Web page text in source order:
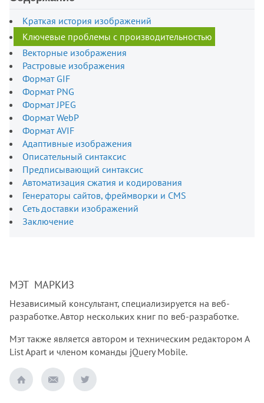
Краткая история изображений
Ключевые проблемы с производительностью
Векторные изображения
Растровые изображения
Формат GIF
Формат PNG
Формат JPEG
Формат WebP
Формат AVIF
Адаптивные изображения
Описательный синтаксис
Предписывающий синтаксис
Автоматизация сжатия и кодирования
Генераторы сайтов, фреймворки и CMS
Сеть доставки изображений
Заключение
МЭТ МАРКИЗ
Независимый консультант, специализируется на веб-
разработке. Автор нескольких книг по веб-разработке.
Мэт также является автором и техническим редактором A
List Apart и членом команды jQuery Mobile.